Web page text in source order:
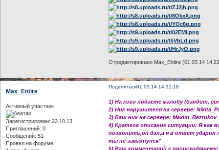
Отредактировано Max_Entire (01.03.14
Поделиться01.03.14 14:31:18
Max_Entire
Активный участник
Зарегистрирован: 22.10.13
Приглашений: 0
Сообщений: 51
Провел на форуме:
1) На кого подаёте жалобу (бандит,
2) Ник нарушителя на сервере:
3) Ваш ник на сервере: Maxim_Bezrukov
4) Краткое описание ситуации: Я как
позвонить,он дал,а я в ответ
ты не замахнулся"
5) Ваш комментарий к